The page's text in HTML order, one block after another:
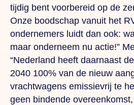
tijdig bent voorbereid op de
Onze boodschap vanuit het
ondernemers luidt dan ook:
maar onderneem nu actie!”
“Nederland heeft daarnaast
2040 100% van de nieuw
vrachtwagens emissievrij te
geen bindende